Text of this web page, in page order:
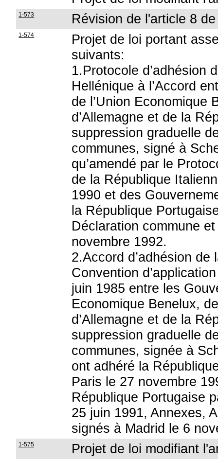
1-573 Révision de l'article 8
1-574
Projet de loi portant
suivants:
1.Protocole d’adhésion
Hellénique à l’Accord
de l’Union Economique
d’Allemagne et de la
suppression graduelle
communes, signé à
qu’amendé par le
de la République
1990 et des
la République
Déclaration commune
novembre 1992.
2.Accord d’adhésion
Convention
juin 1985 entre les
Economique Benelux,
d’Allemagne et de la
suppression graduelle
communes, signée à
ont adhéré la
Paris le 27 novembre
République Portugaise
25 juin 1991, Annexes,
signés à Madrid le 6
1-575 Projet de loi modifiant